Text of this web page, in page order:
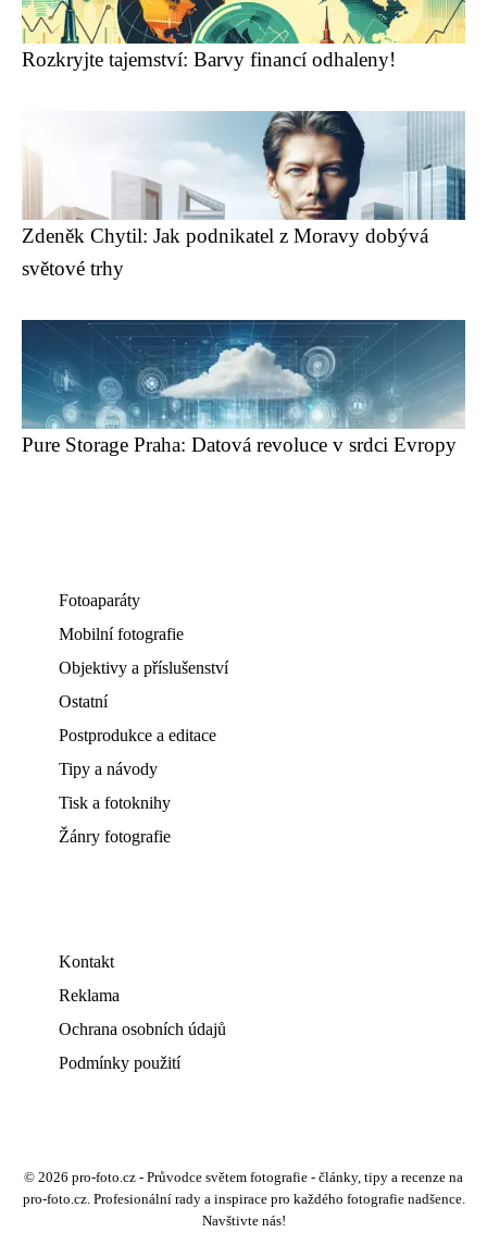
Rozkryjte tajemství: Barvy financí odhaleny!
Zdeněk Chytil: Jak podnikatel z Moravy dobývá
světové trhy
Pure Storage Praha: Datová revoluce v srdci Evropy
Fotoaparáty
Mobilní fotografie
Objektivy a příslušenství
Ostatní
Postprodukce a editace
Tipy a návody
Tisk a fotoknihy
Žánry fotografie
Kontakt
Reklama
Ochrana osobních údajů
Podmínky použití
© 2026 pro-foto.cz - Průvodce světem fotografie - články, tipy a recenze na
pro-foto.cz. Profesionální rady a inspirace pro každého fotografie nadšence.
Navštivte nás!